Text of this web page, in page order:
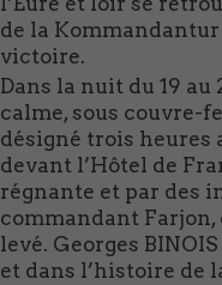
de la
victoire.
Dans la nuit du 19
calme, sous couvre-
désigné trois heures
devant l’Hôtel de
régnante et par des
commandant Farjon,
levé. Georges
et dans l’histoire de